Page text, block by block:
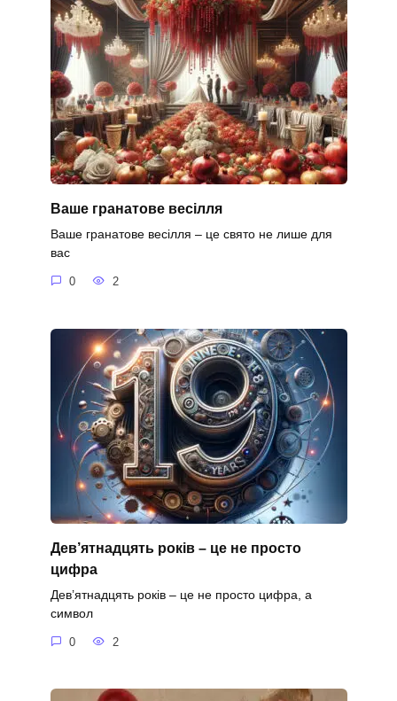
Ваше гранатове весілля
Ваше гранатове весілля – це свято не лише для
вас
0 2
Дев’ятнадцять років – це не просто
цифра
Дев’ятнадцять років – це не просто цифра, а
символ
0 2